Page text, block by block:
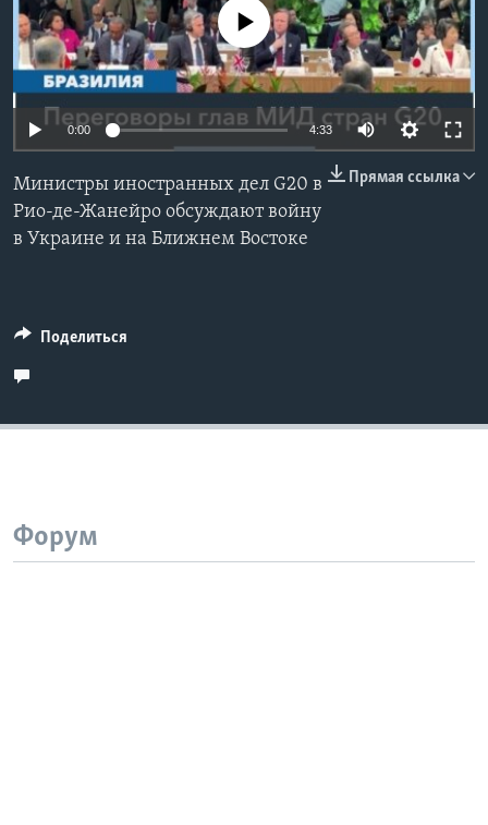
Learning English
СОЦИАЛЬНЫЕ СЕТИ
Языки
No media source currently available
0:00 4:33
Прямая ссылка
Министры иностранных дел G20 в
Рио-де-Жанейро обсуждают войну
в Украине и на Ближнем Востоке
Поделиться
Форум